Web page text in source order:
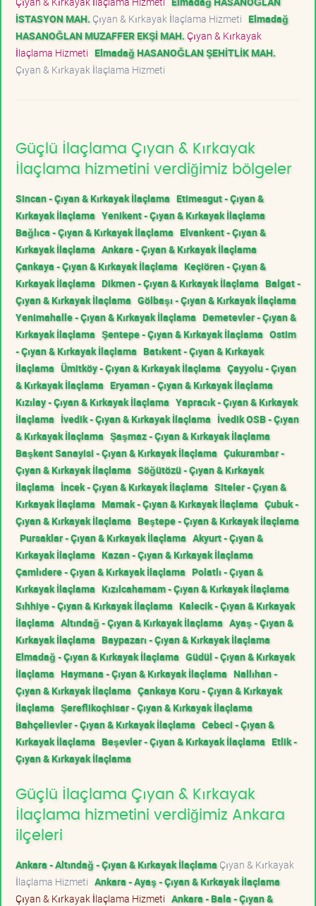
İSTASYON MAH. Çıyan & Kırkayak İlaçlama Hizmeti Elmadağ
HASANOĞLAN MUZAFFER EKŞİ MAH. Çıyan & Kırkayak
İlaçlama Hizmeti Elmadağ HASANOĞLAN ŞEHİTLİK MAH.
Çıyan & Kırkayak İlaçlama Hizmeti
Güçlü İlaçlama Çıyan & Kırkayak
İlaçlama hizmetini verdiğimiz bölgeler
Sincan - Çıyan & Kırkayak İlaçlama Etimesgut - Çıyan &
Kırkayak İlaçlama Yenikent - Çıyan & Kırkayak İlaçlama
Bağlıca - Çıyan & Kırkayak İlaçlama Elvankent - Çıyan &
Kırkayak İlaçlama Ankara - Çıyan & Kırkayak İlaçlama
Çankaya - Çıyan & Kırkayak İlaçlama Keçiören - Çıyan &
Kırkayak İlaçlama Dikmen - Çıyan & Kırkayak İlaçlama Balgat -
Çıyan & Kırkayak İlaçlama Gölbaşı - Çıyan & Kırkayak İlaçlama
Yenimahalle - Çıyan & Kırkayak İlaçlama Demetevler - Çıyan &
Kırkayak İlaçlama Şentepe - Çıyan & Kırkayak İlaçlama Ostim
- Çıyan & Kırkayak İlaçlama Batıkent - Çıyan & Kırkayak
İlaçlama Ümitköy - Çıyan & Kırkayak İlaçlama Çayyolu - Çıyan
& Kırkayak İlaçlama Eryaman - Çıyan & Kırkayak İlaçlama
Kızılay - Çıyan & Kırkayak İlaçlama Yapracık - Çıyan & Kırkayak
İlaçlama İvedik - Çıyan & Kırkayak İlaçlama İvedik OSB - Çıyan
& Kırkayak İlaçlama Şaşmaz - Çıyan & Kırkayak İlaçlama
Başkent Sanayisi - Çıyan & Kırkayak İlaçlama Çukurambar -
Çıyan & Kırkayak İlaçlama Söğütözü - Çıyan & Kırkayak
İlaçlama İncek - Çıyan & Kırkayak İlaçlama Siteler - Çıyan &
Kırkayak İlaçlama Mamak - Çıyan & Kırkayak İlaçlama Çubuk -
Çıyan & Kırkayak İlaçlama Beştepe - Çıyan & Kırkayak İlaçlama
Pursaklar - Çıyan & Kırkayak İlaçlama Akyurt - Çıyan &
Kırkayak İlaçlama Kazan - Çıyan & Kırkayak İlaçlama
Çamlıdere - Çıyan & Kırkayak İlaçlama Polatlı - Çıyan &
Kırkayak İlaçlama Kızılcahamam - Çıyan & Kırkayak İlaçlama
Sıhhiye - Çıyan & Kırkayak İlaçlama Kalecik - Çıyan & Kırkayak
İlaçlama Altındağ - Çıyan & Kırkayak İlaçlama Ayaş - Çıyan &
Kırkayak İlaçlama Baypazarı - Çıyan & Kırkayak İlaçlama
Elmadağ - Çıyan & Kırkayak İlaçlama Güdül - Çıyan & Kırkayak
İlaçlama Haymana - Çıyan & Kırkayak İlaçlama Nallıhan -
Çıyan & Kırkayak İlaçlama Çankaya Koru - Çıyan & Kırkayak
İlaçlama Şereflikoçhisar - Çıyan & Kırkayak İlaçlama
Bahçelievler - Çıyan & Kırkayak İlaçlama Cebeci - Çıyan &
Kırkayak İlaçlama Beşevler - Çıyan & Kırkayak İlaçlama Etlik -
Çıyan & Kırkayak İlaçlama
Güçlü İlaçlama Çıyan & Kırkayak
İlaçlama hizmetini verdiğimiz Ankara
ilçeleri
Ankara - Altındağ - Çıyan & Kırkayak İlaçlama Çıyan & Kırkayak
İlaçlama Hizmeti Ankara - Ayaş - Çıyan & Kırkayak İlaçlama
Çıyan & Kırkayak İlaçlama Hizmeti Ankara - Bala - Çıyan &